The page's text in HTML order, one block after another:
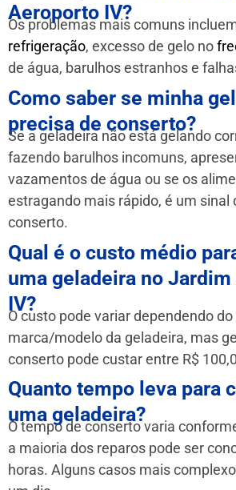
Aeroporto IV?
Os problemas mais comuns
refrigeração, excesso de gelo no
de água, barulhos estranhos e
Como saber se minha
precisa de conserto?
Se a geladeira não está gelando
fazendo barulhos incomuns,
vazamentos de água ou se os
estragando mais rápido, é um sinal
conserto.
Qual é o custo médio
uma geladeira no
IV?
O custo pode variar dependendo
marca/modelo da geladeira, mas
conserto pode custar entre R$
Quanto tempo leva para
uma geladeira?
O tempo de conserto varia
a maioria dos reparos pode ser
horas. Alguns casos mais